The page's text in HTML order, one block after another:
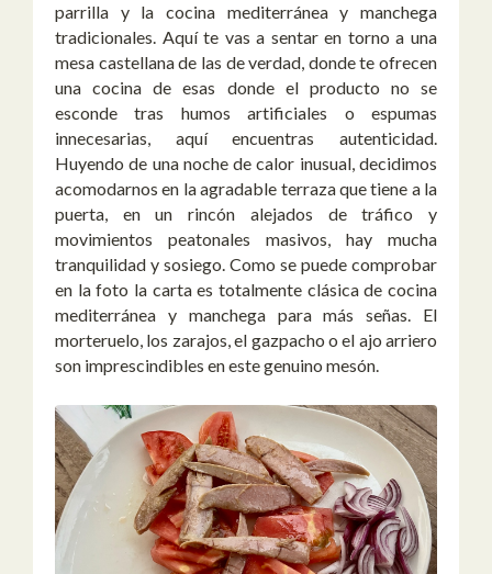
parrilla y la cocina mediterránea y manchega
tradicionales. Aquí te vas a sentar en torno a una
mesa castellana de las de verdad, donde te ofrecen
una cocina de esas donde el producto no se
esconde tras humos artificiales o espumas
innecesarias, aquí encuentras autenticidad.
Huyendo de una noche de calor inusual, decidimos
acomodarnos en la agradable terraza que tiene a la
puerta, en un rincón alejados de tráfico y
movimientos peatonales masivos, hay mucha
tranquilidad y sosiego. Como se puede comprobar
en la foto la carta es totalmente clásica de cocina
mediterránea y manchega para más señas. El
morteruelo, los zarajos, el gazpacho o el ajo arriero
son imprescindibles en este genuino mesón.